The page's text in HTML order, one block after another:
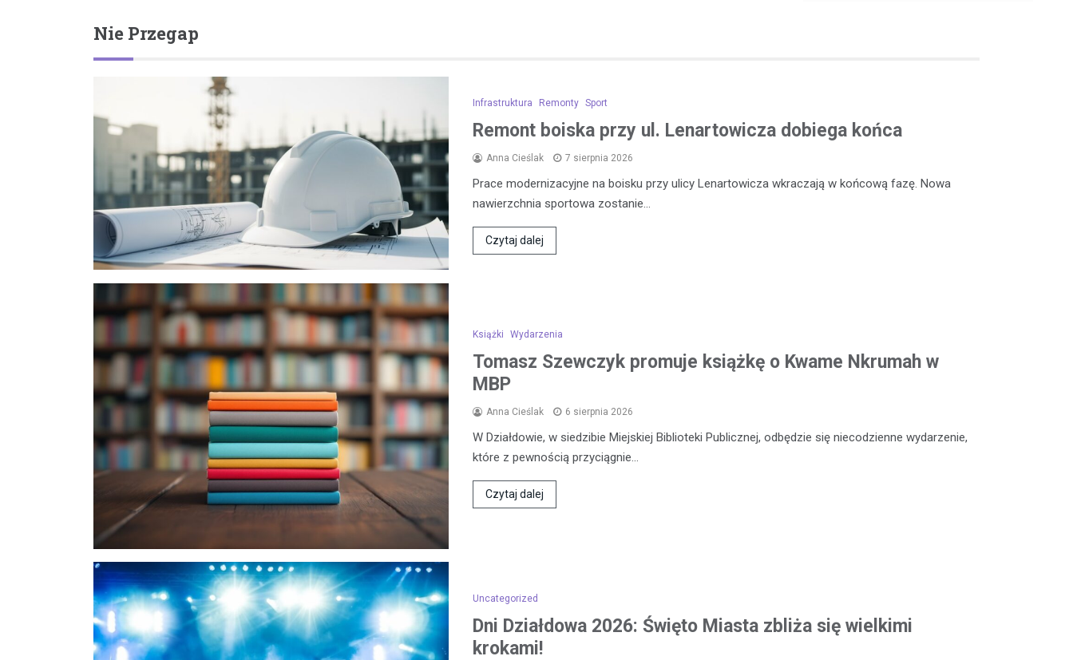
Nie Przegap
Infrastruktura Remonty Sport
Remont boiska przy ul. Lenartowicza dobiega końca
Anna Cieślak 7 sierpnia 2026
Prace modernizacyjne na boisku przy ulicy Lenartowicza wkraczają w końcową fazę. Nowa
nawierzchnia sportowa zostanie…
Czytaj dalej
Książki Wydarzenia
Tomasz Szewczyk promuje książkę o Kwame Nkrumah w
MBP
Anna Cieślak 6 sierpnia 2026
W Działdowie, w siedzibie Miejskiej Biblioteki Publicznej, odbędzie się niecodzienne wydarzenie,
które z pewnością przyciągnie…
Czytaj dalej
Uncategorized
Dni Działdowa 2026: Święto Miasta zbliża się wielkimi
krokami!